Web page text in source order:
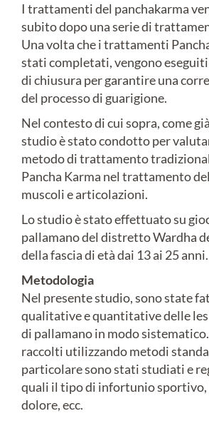
I trattamenti del panchakarma
subito dopo una serie di
Una volta che i trattamenti
stati completati, vengono
di chiusura per garantire una
del processo di guarigione.
Nel contesto di cui sopra, come
studio è stato condotto per
metodo di trattamento
Pancha Karma nel trattamento
muscoli e articolazioni.
Lo studio è stato effettuato su
pallamano del distretto Wardha
della fascia di età dai 13 ai 25 anni.
Metodologia
Nel presente studio, sono state
qualitative e quantitative delle
di pallamano in modo
raccolti utilizzando metodi
particolare sono stati studiati e
quali il tipo di infortunio sportivo,
dolore, ecc.